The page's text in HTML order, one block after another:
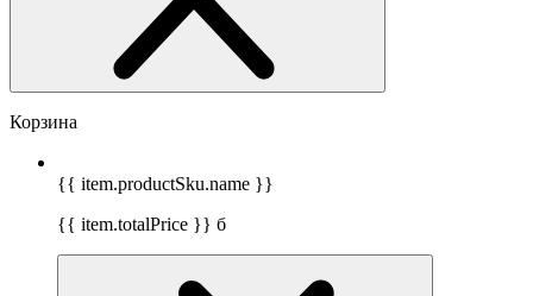
Корзина
{{ item.productSku.name }}
{{ item.totalPrice }} б